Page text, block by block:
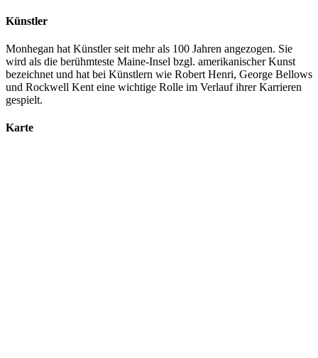
Künstler
Monhegan hat Künstler seit mehr als 100 Jahren angezogen. Sie
wird als die berühmteste Maine-Insel bzgl. amerikanischer Kunst
bezeichnet und hat bei Künstlern wie Robert Henri, George Bellows
und Rockwell Kent eine wichtige Rolle im Verlauf ihrer Karrieren
gespielt.
Karte